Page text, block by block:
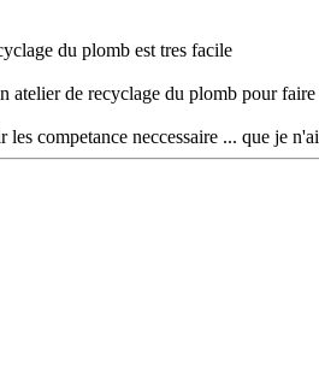
du plomb est tres facile
de recyclage du plomb pour
competance neccessaire ... que je